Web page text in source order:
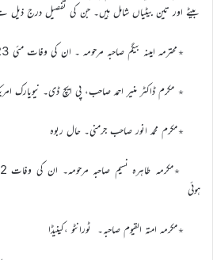
بیٹے اور تین بیٹیاں شامل ہیں۔ جن کی تفصیل درج ذیل
٭محترمہ امینہ بیگم صاحبہ مرحومہ ۔ ان کی وفات مئی 2023ء میں ہوئی۔
٭ مکرم ڈاکٹر منیر احمد صاحب، پی ایچ ڈی۔ نیویارک
٭مکرم محمد انور صاحب جرمنی۔ حال ربوہ
ہوئی
٭مکرمہ امتہ القیوم صاحبہ۔ ٹورانٹو ،کینیڈا